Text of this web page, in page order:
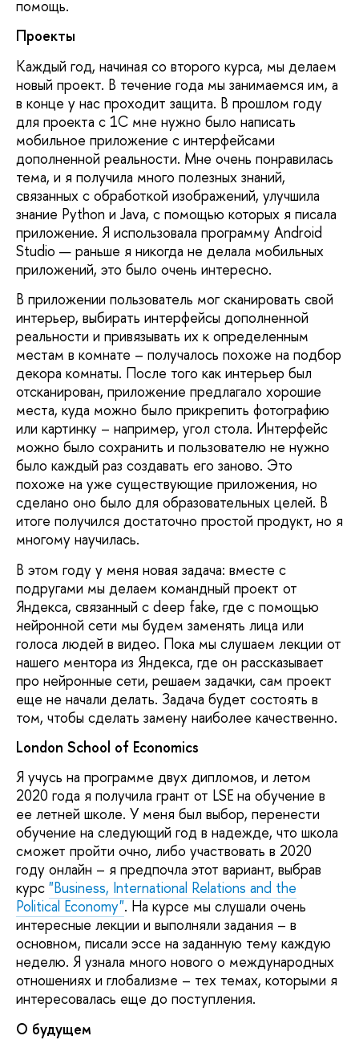
помощь.
Проекты
Каждый год, начиная со второго курса, мы делаем
новый проект. В течение года мы занимаемся им, а
в конце у нас проходит защита. В прошлом году
для проекта с 1С мне нужно было написать
мобильное приложение с интерфейсами
дополненной реальности. Мне очень понравилась
тема, и я получила много полезных знаний,
связанных с обработкой изображений, улучшила
знание Python и Java, с помощью которых я писала
приложение. Я использовала программу Android
Studio — раньше я никогда не делала мобильных
приложений, это было очень интересно.
В приложении пользователь мог сканировать свой
интерьер, выбирать интерфейсы дополненной
реальности и привязывать их к определенным
местам в комнате – получалось похоже на подбор
декора комнаты. После того как интерьер был
отсканирован, приложение предлагало хорошие
места, куда можно было прикрепить фотографию
или картинку – например, угол стола. Интерфейс
можно было сохранить и пользователю не нужно
было каждый раз создавать его заново. Это
похоже на уже существующие приложения, но
сделано оно было для образовательных целей. В
итоге получился достаточно простой продукт, но я
многому научилась.
В этом году у меня новая задача: вместе с
подругами мы делаем командный проект от
Яндекса, связанный с deep fake, где с помощью
нейронной сети мы будем заменять лица или
голоса людей в видео. Пока мы слушаем лекции от
нашего ментора из Яндекса, где он рассказывает
про нейронные сети, решаем задачки, сам проект
еще не начали делать. Задача будет состоять в
том, чтобы сделать замену наиболее качественно.
London School of Economics
Я учусь на программе двух дипломов, и летом
2020 года я получила грант от LSE на обучение в
ее летней школе. У меня был выбор, перенести
обучение на следующий год в надежде, что школа
сможет пройти очно, либо участвовать в 2020
году онлайн – я предпочла этот вариант, выбрав
курс "Business, International Relations and the
Political Economy". На курсе мы слушали очень
интересные лекции и выполняли задания – в
основном, писали эссе на заданную тему каждую
неделю. Я узнала много нового о международных
отношениях и глобализме – тех темах, которыми я
интересовалась еще до поступления.
О будущем